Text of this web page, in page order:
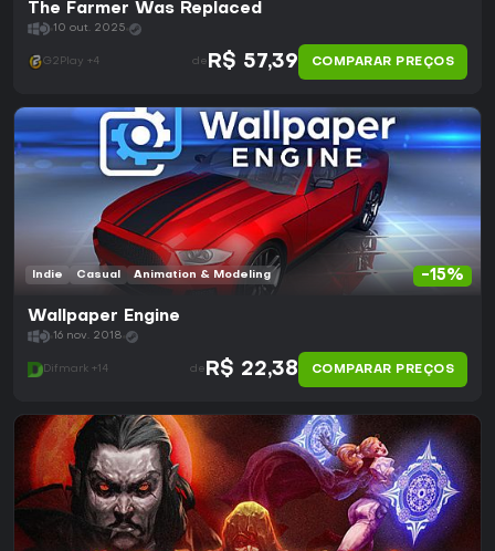
The Farmer Was Replaced
10 out. 2025
G2Play +4 de R$ 57,39 COMPARAR PREÇOS
-15%
Indie Casual Animation & Modeling
Wallpaper Engine
16 nov. 2018
Difmark +14 de R$ 22,38 COMPARAR PREÇOS